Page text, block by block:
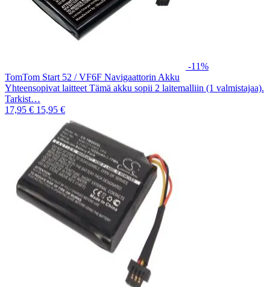
-11%
TomTom Start 52 / VF6F Navigaattorin Akku
Yhteensopivat laitteet Tämä akku sopii 2 laitemalliin (1 valmistajaa).
Tarkist…
17,95 € 15,95 €